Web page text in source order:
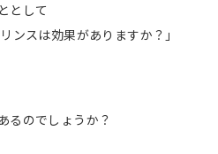
として
ンスは効果がありますか？」
るのでしょうか？